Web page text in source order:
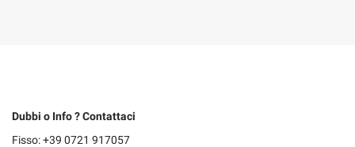
Dubbi o Info ? Contattaci
Fisso: +39 0721 917057